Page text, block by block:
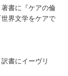
書に『ケアの倫
界文学をケアで
書にイーヴリ